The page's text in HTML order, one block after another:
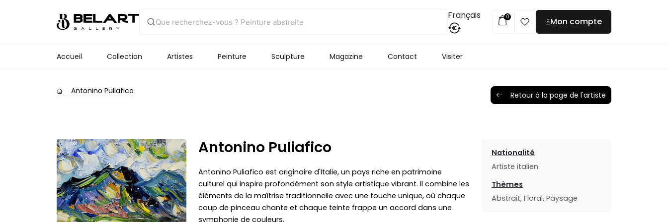
Français
€
0 Mon compte
Accueil Collection Artistes Peinture Sculpture Magazine Contact Visiter
Antonino Puliafico Retour à la page de l'artiste
Antonino Puliafico
Antonino Puliafico est originaire d'Italie, un pays riche en patrimoine
culturel qui inspire profondément son style artistique vibrant. Il combine les
éléments de la maîtrise traditionnelle avec une touche unique, où chaque
coup de pinceau chante et chaque teinte frappe un accord dans une
symphonie de couleurs.
Nationalité
Artiste italien
Thèmes
Abstrait, Floral, Paysage